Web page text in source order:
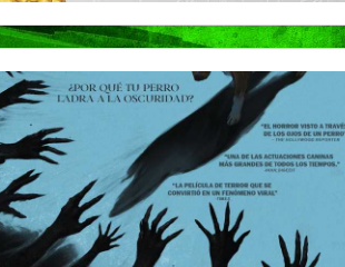
CIUDAD DEPORTES
Concluye
Máster de